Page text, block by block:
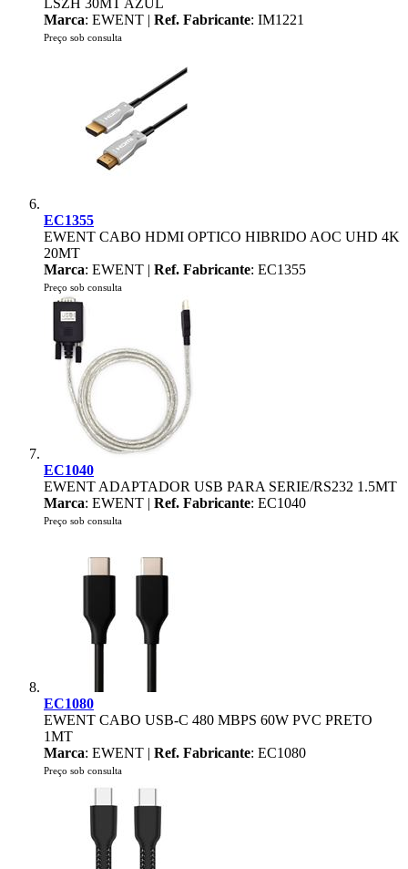
LSZH 30MT AZUL
Marca: EWENT | Ref. Fabricante: IM1221
Preço sob consulta
EC1355
EWENT CABO HDMI OPTICO HIBRIDO AOC UHD 4K
20MT
Marca: EWENT | Ref. Fabricante: EC1355
Preço sob consulta
EC1040
EWENT ADAPTADOR USB PARA SERIE/RS232 1.5MT
Marca: EWENT | Ref. Fabricante: EC1040
Preço sob consulta
EC1080
EWENT CABO USB-C 480 MBPS 60W PVC PRETO
1MT
Marca: EWENT | Ref. Fabricante: EC1080
Preço sob consulta